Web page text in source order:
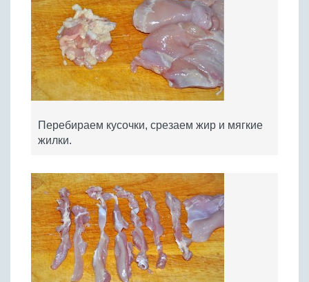
Перебираем кусочки, срезаем жир и мягкие
жилки.